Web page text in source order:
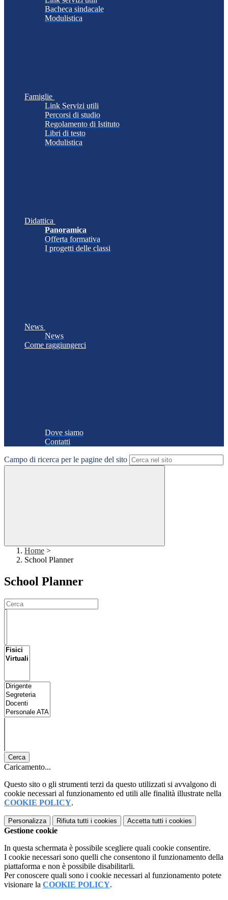
Bacheca sindacale
Modulistica
Famiglie
Link Servizi utili
Percorsi di studio
Regolamento di Istituto
Libri di testo
Modulistica
Didattica
Panoramica
Offerta formativa
I progetti delle classi
News
News
Come raggiungerci
Dove siamo
Contatti
Campo di ricerca per le pagine del sito
Home >
School Planner
School Planner
Cerca
Caricamento...
Questo sito o gli strumenti terzi da questo utilizzati si avvalgono di
cookie necessari al funzionamento ed utili alle finalità illustrate nella
COOKIE POLICY.
Personalizza Rifiuta tutti i cookies Accetta tutti i cookies
Gestione cookie
In questa schermata è possibile scegliere quali cookie consentire.
I cookie necessari sono quelli che consentono il funzionamento della
piattaforma e non è possibile disabilitarli.
Per conoscere quali sono i cookie necessari al funzionamento potete
visionare la COOKIE POLICY.